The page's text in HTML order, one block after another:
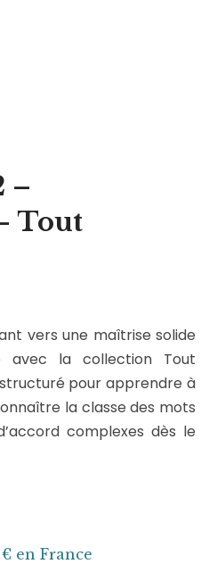
–
Tout
vers une maîtrise solide
avec la collection Tout
pour apprendre à
la classe des mots
complexes dès le
en France